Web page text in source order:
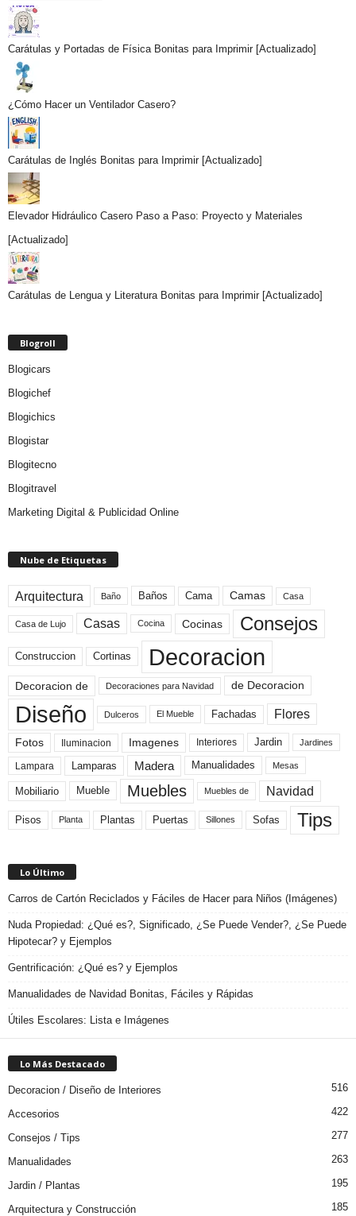
Carátulas y Portadas de Física Bonitas para Imprimir [Actualizado]
¿Cómo Hacer un Ventilador Casero?
Carátulas de Inglés Bonitas para Imprimir [Actualizado]
Elevador Hidráulico Casero Paso a Paso: Proyecto y Materiales
[Actualizado]
Carátulas de Lengua y Literatura Bonitas para Imprimir [Actualizado]
Blogroll
Blogicars
Blogichef
Blogichics
Blogistar
Blogitecno
Blogitravel
Marketing Digital & Publicidad Online
Nube de Etiquetas
Arquitectura Baño Baños Cama Camas Casa
Casa de Lujo Casas Cocina Cocinas Consejos
Construccion Cortinas Decoracion
Decoracion de Decoraciones para Navidad de Decoracion
Diseño Dulceros El Mueble Fachadas Flores
Fotos Iluminacion Imagenes Interiores Jardin Jardines
Lampara Lamparas Madera Manualidades Mesas
Mobiliario Mueble Muebles Muebles de Navidad
Pisos Planta Plantas Puertas Sillones Sofas Tips
Lo Último
Carros de Cartón Reciclados y Fáciles de Hacer para Niños (Imágenes)
Nuda Propiedad: ¿Qué es?, Significado, ¿Se Puede Vender?, ¿Se Puede
Hipotecar? y Ejemplos
Gentrificación: ¿Qué es? y Ejemplos
Manualidades de Navidad Bonitas, Fáciles y Rápidas
Útiles Escolares: Lista e Imágenes
Lo Más Destacado
Decoracion / Diseño de Interiores 516
Accesorios 422
Consejos / Tips 277
Manualidades 263
Jardin / Plantas 195
Arquitectura y Construcción 185